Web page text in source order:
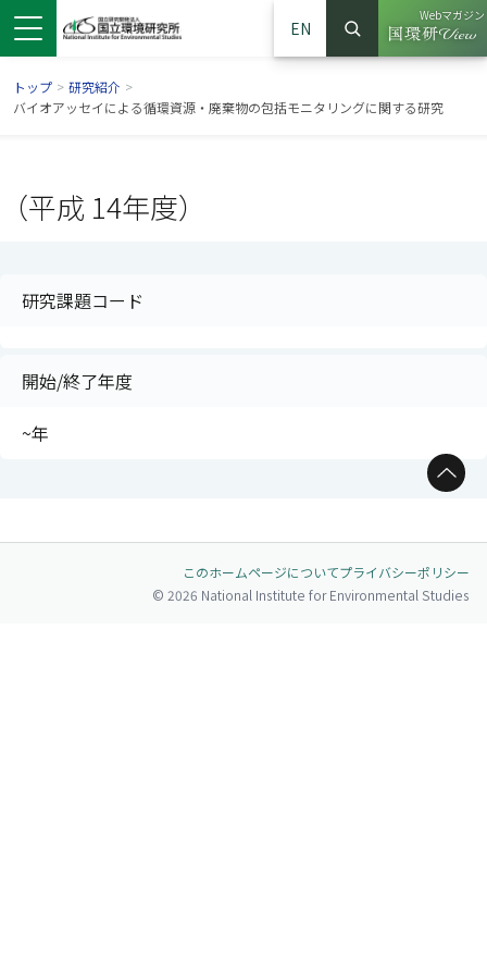
ウで開きます）
ンドウで開きます）
ウインドウで開きます）
EN
サイト内検索
検索
Webマガジン
（別ウイ
トップ > 研究紹介 >
バイオアッセイによる循環資源・廃棄物の包括モニタリングに関する研究
（平成 14年度）
研究課題コード
開始/終了年度
~年
ページトップへ
このホームページについてプライバシーポリシー
© 2026 National Institute for Environmental Studies